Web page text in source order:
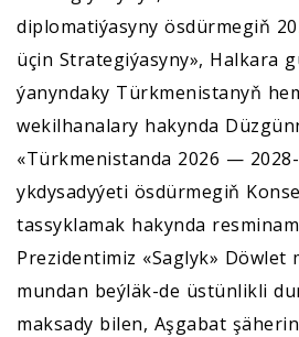
diplomatiýasyny ösdürmegiň
üçin Strategiýasyny», Halkara
ýanyndaky Türkmenistanyň
wekilhanalary hakynda
«Türkmenistanda 2026 —
ykdysadyýeti ösdürmegiň
tassyklamak hakynda
Prezidentimiz «Saglyk» Döwlet
mundan beýläk-de üstünlikli
maksady bilen, Aşgabat